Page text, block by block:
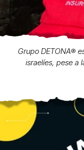
Grupo DETONA®️
israelíes, pese a